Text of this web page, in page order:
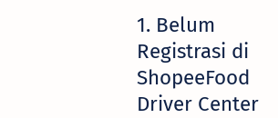
1. Belum
Registrasi di
ShopeeFood
Driver Center